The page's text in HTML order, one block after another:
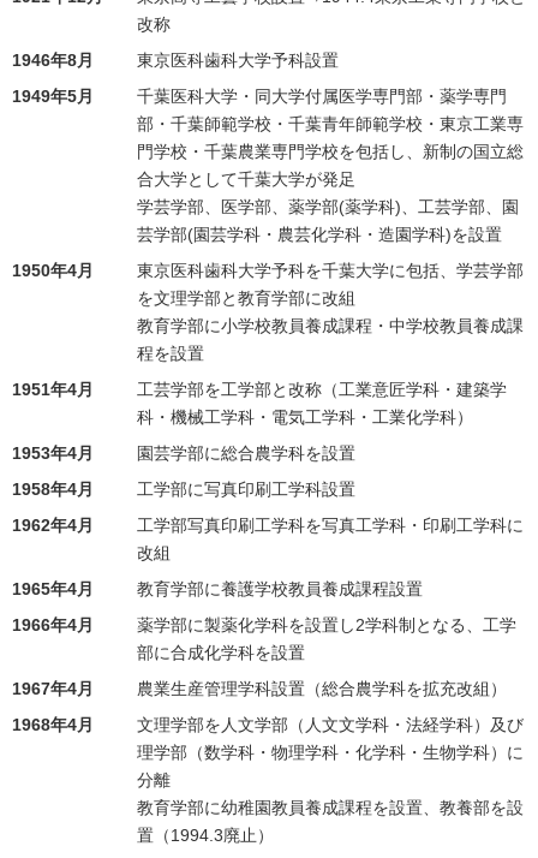
改称
1946年8月
東京医科歯科大学予科設置
1949年5月
千葉医科大学・同大学付属医学専門部・薬学専門
部・千葉師範学校・千葉青年師範学校・東京工業専
門学校・千葉農業専門学校を包括し、新制の国立総
合大学として千葉大学が発足
学芸学部、医学部、薬学部(薬学科)、工芸学部、園
芸学部(園芸学科・農芸化学科・造園学科)を設置
1950年4月
東京医科歯科大学予科を千葉大学に包括、学芸学部
を文理学部と教育学部に改組
教育学部に小学校教員養成課程・中学校教員養成課
程を設置
1951年4月
工芸学部を工学部と改称（工業意匠学科・建築学
科・機械工学科・電気工学科・工業化学科）
1953年4月
園芸学部に総合農学科を設置
1958年4月
工学部に写真印刷工学科設置
1962年4月
工学部写真印刷工学科を写真工学科・印刷工学科に
改組
1965年4月
教育学部に養護学校教員養成課程設置
1966年4月
薬学部に製薬化学科を設置し2学科制となる、工学
部に合成化学科を設置
1967年4月
農業生産管理学科設置（総合農学科を拡充改組）
1968年4月
文理学部を人文学部（人文文学科・法経学科）及び
理学部（数学科・物理学科・化学科・生物学科）に
分離
教育学部に幼稚園教員養成課程を設置、教養部を設
置（1994.3廃止）